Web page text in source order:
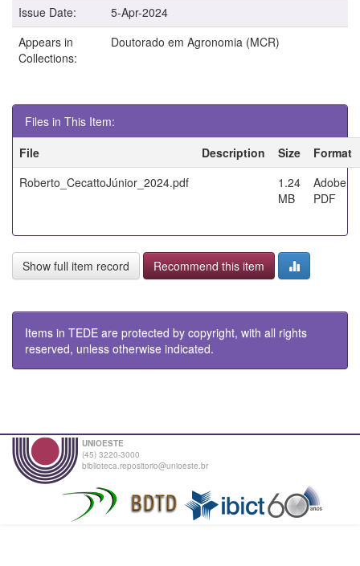
Issue Date:
5-Apr-2024
Appears in
Collections:
Doutorado em Agronomia (MCR)
Files in This Item:
File
Description Size
Format
Roberto_CecattoJúnior_2024.pdf
1.24
MB
Adobe
PDF
Show full item record Recommend this item
Items in TEDE are protected by copyright, with all rights
reserved, unless otherwise indicated.
UNIOESTE
(45) 3220-3000
biblioteca.repositorio@unioeste.br